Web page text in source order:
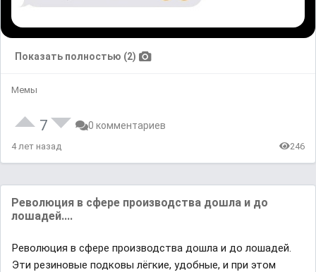
Показать полностью (2)
Мемы
7 0 комментариев
4 лет назад 246
Революция в сфере производства дошла и до
лошадей....
Революция в сфере производства дошла и до лошадей.
Эти резиновые подковы лёгкие, удобные, и при этом